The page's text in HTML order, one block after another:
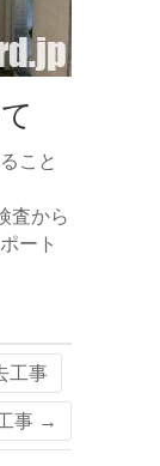
こと
査から
ート
工事
事 →